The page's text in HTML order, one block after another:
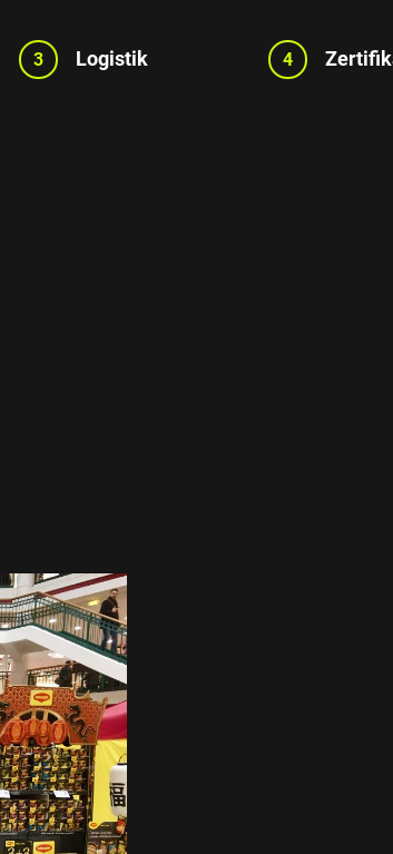
3 Logistik 4